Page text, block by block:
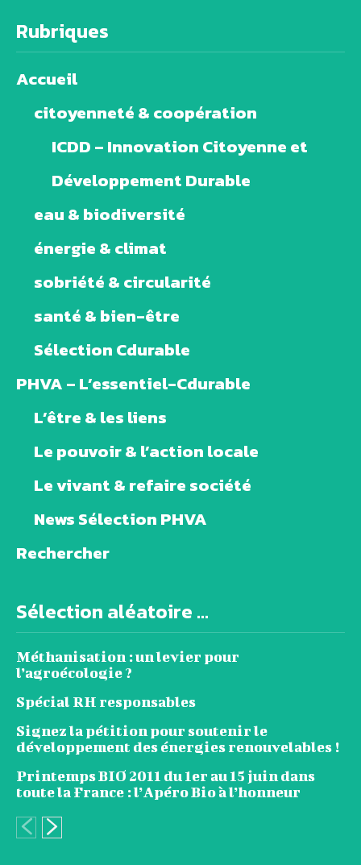
Rubriques
Accueil
citoyenneté & coopération
ICDD – Innovation Citoyenne et
Développement Durable
eau & biodiversité
énergie & climat
sobriété & circularité
santé & bien-être
Sélection Cdurable
PHVA – L’essentiel-Cdurable
L’être & les liens
Le pouvoir & l’action locale
Le vivant & refaire société
News Sélection PHVA
Rechercher
Sélection aléatoire ...
Méthanisation : un levier pour
l’agroécologie ?
Spécial RH responsables
Signez la pétition pour soutenir le
développement des énergies renouvelables !
Printemps BIO 2011 du 1er au 15 juin dans
toute la France : l’Apéro Bio à l’honneur